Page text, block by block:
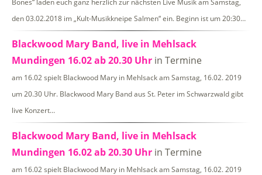
den 03.02.2018 im „Kult-Musikkneipe Salmen“ ein. Beginn ist um 20:30…
Blackwood Mary Band, live in Mehlsack
Mundingen 16.02 ab 20.30 Uhr in Termine
am 16.02 spielt Blackwood Mary in Mehlsack am Samstag, 16.02. 2019
um 20.30 Uhr. Blackwood Mary Band aus St. Peter im Schwarzwald gibt
live Konzert…
Blackwood Mary Band, live in Mehlsack
Mundingen 16.02 ab 20.30 Uhr in Termine
am 16.02 spielt Blackwood Mary in Mehlsack am Samstag, 16.02. 2019